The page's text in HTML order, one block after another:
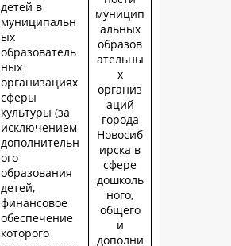
детей в
муниципальн
ых
образователь
ных
организациях
сферы
культуры (за
исключением
дополнительн
ого
образования
детей,
финансовое
обеспечение
которого
муницип
альных
образов
ательны
х
организ
аций
города
Новосиб
ирска в
сфере
дошколь
ного,
общего
и
дополни